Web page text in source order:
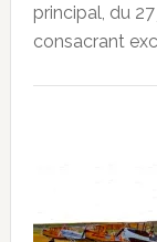
principal, du
consacrant